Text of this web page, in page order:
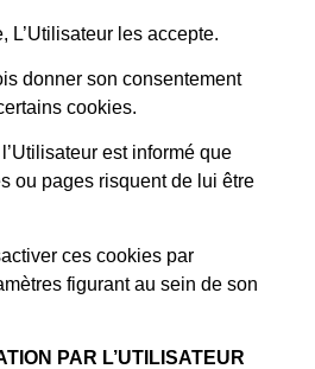
L’Utilisateur les accepte.
donner son consentement
cookies.
est informé que
ou pages risquent de lui être
ces cookies par
figurant au sein de son
PAR L’UTILISATEUR